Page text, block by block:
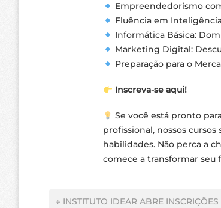
Empreendedorismo
Fluência em
Informática Básica:
Marketing Digital:
Preparação para o
Inscreva-se aqui!
Se você está pronto
profissional, nossos
habilidades. Não perca a
comece a transformar seu
← INSTITUTO IDEAR ABRE